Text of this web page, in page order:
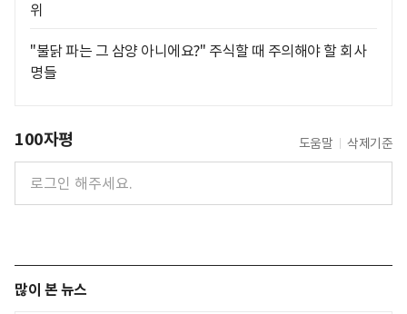
위
"불닭 파는 그 삼양 아니에요?" 주식할 때 주의해야 할 회사
명들
100자평 도움말 삭제기준
많이 본 뉴스